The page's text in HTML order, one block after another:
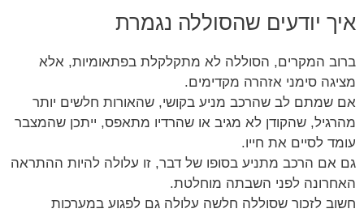
איך יודעים שהסוללה נגמרת
ברוב המקרים, הסוללה לא מתקלקלת בפתאומיות, אלא
מציגה סימני אזהרה מקדימים.
אם שמתם לב שהרכב מניע בקושי, שהאורות חלשים יותר
מהרגיל, שהקודן לא מגיב או שהרדיו מתאפס, ייתכן שהמצבר
עומד לסיים את חייו.
גם אם הרכב מתניע בסופו של דבר, זו עלולה להיות ההתראה
האחרונה לפני השבתה מוחלטת.
חשוב לזכור שסוללה חלשה עלולה גם לפגוע במערכות